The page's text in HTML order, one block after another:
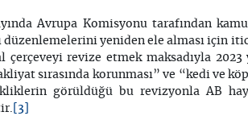
Avrupa Komisyonu tarafından
düzenlemelerini yeniden ele alması için
çerçeveyi revize etmek maksadıyla
sırasında korunması” ve “kedi ve
görüldüğü bu revizyonla AB
[3]